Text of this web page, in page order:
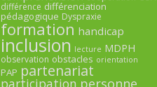
différence différenciation
pédagogique Dyspraxie
formation handicap
inclusion lecture MDPH
observation obstacles orientation
PAP partenariat
participation personne